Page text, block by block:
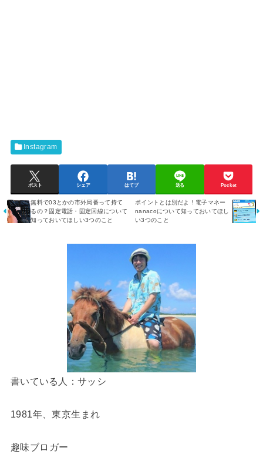
Instagram
ポスト シェア はてブ 送る Pocket
無料で03とかの市外局番って持て
るの？固定電話・固定回線について
知っておいてほしい3つのこと
ポイントとは別だよ！電子マネー
nanacoについて知っておいてほし
い3つのこと
書いている人：サッシ
1981年、東京生まれ
趣味ブロガー